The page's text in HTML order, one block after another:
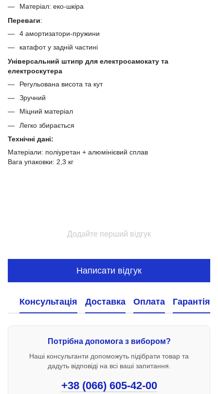
Матеріал: еко-шкіра
Переваги:
4 амортизатори-пружини
катафот у задній частині
Універсальний штипр для електросамокату та
електроскутера
Регульована висота та кут
Зручний
Міцний матеріал
Легко збирається
Технічні дані:
Матеріали: поліуретан + алюмінієвий сплав
Вага упаковки: 2,3 кг
Додайте перший відгук
Написати відгук
Консультація Доставка Оплата Гарантія
Потрібна допомога з вибором?
Наші консультанти допоможуть підібрати товар та
дадуть відповіді на всі ваші запитання.
+38 (066) 605-42-00